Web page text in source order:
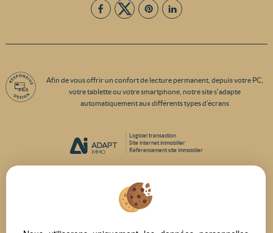
Afin de vous offrir un confort de lecture permanent, depuis votre PC,
votre tablette ou votre smartphone, notre site s'adapte
automatiquement aux différents types d'écrans
Logiciel transaction
Site internet immobilier
Référencement site immobilier